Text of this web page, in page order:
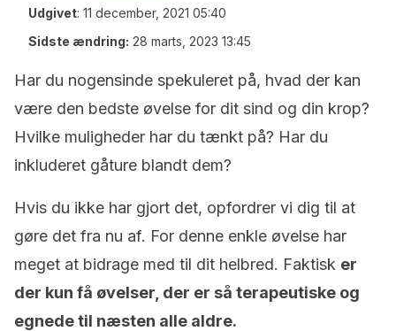
Udgivet: 11 december, 2021 05:40
Sidste ændring: 28 marts, 2023 13:45
Har du nogensinde spekuleret på, hvad der kan
være den bedste øvelse for dit sind og din krop?
Hvilke muligheder har du tænkt på? Har du
inkluderet gåture blandt dem?
Hvis du ikke har gjort det, opfordrer vi dig til at
gøre det fra nu af. For denne enkle øvelse har
meget at bidrage med til dit helbred. Faktisk er
der kun få øvelser, der er så terapeutiske og
egnede til næsten alle aldre.